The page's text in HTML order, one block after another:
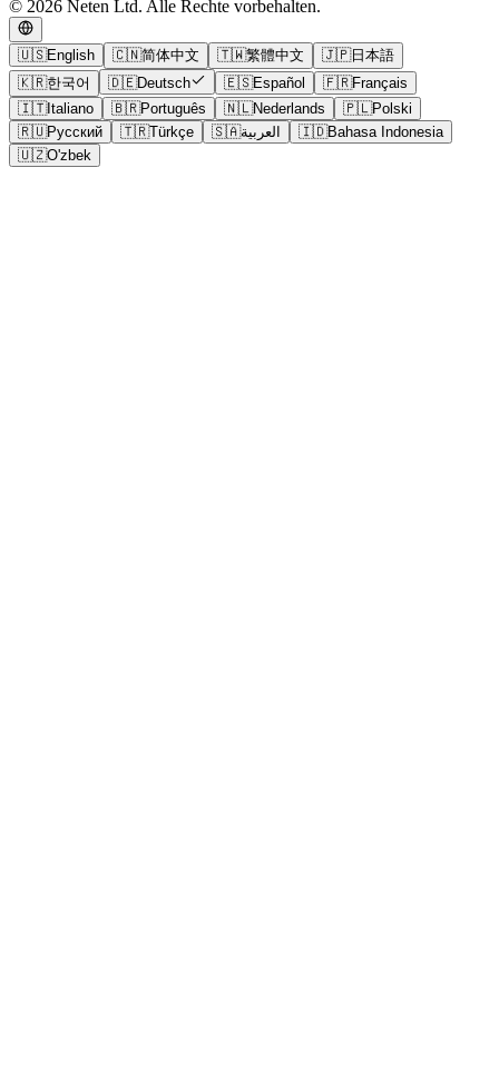
© 2026 Neten Ltd. Alle Rechte vorbehalten.
🇺🇸English 🇨🇳简体中文 🇹🇼繁體中文 🇯🇵日本語
🇰🇷한국어 🇩🇪Deutsch 🇪🇸Español 🇫🇷Français
🇮🇹Italiano 🇧🇷Português 🇳🇱Nederlands 🇵🇱Polski
🇷🇺Русский 🇹🇷Türkçe 🇸🇦العربية 🇮🇩Bahasa Indonesia
🇺🇿O'zbek